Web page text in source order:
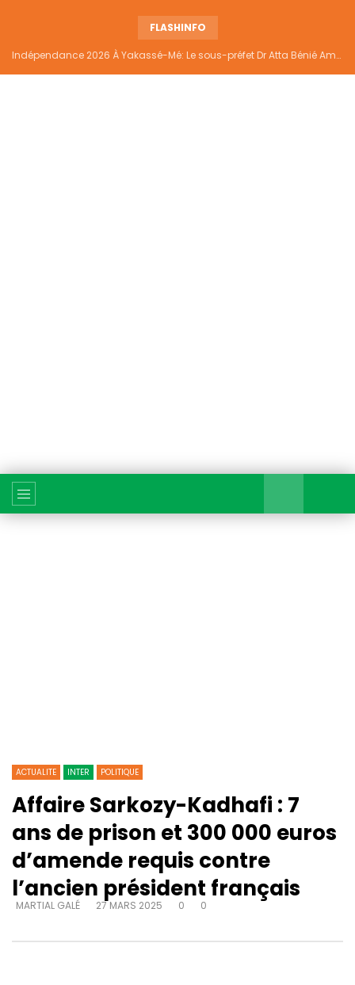
FLASHINFO
Indépendance 2026 À Yakassé-Mé: Le sous-préfet Dr Atta Bénié Amédé appelle à l’unité, à la sécurité et au développement
ACTUALITE INTER POLITIQUE
Affaire Sarkozy-Kadhafi : 7
ans de prison et 300 000 euros
d’amende requis contre
l’ancien président français
MARTIAL GALÉ 27 MARS 2025 0 0